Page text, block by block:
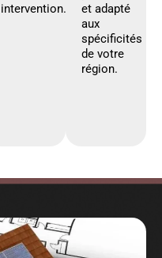
intervention.
et adapté
aux
spécificités
de votre
région.